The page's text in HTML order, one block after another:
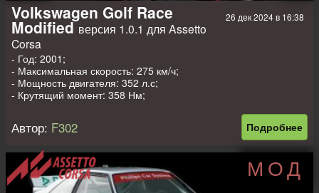
26 дек 2024 в 16:38
Volkswagen Golf Race
Modified версия 1.0.1 для Assetto
Corsa
- Год: 2001;
- Максимальная скорость: 275 км/ч;
- Мощность двигателя: 352 л.с;
- Крутящий момент: 358 Нм;
Подробнее
Автор: F302
МОД